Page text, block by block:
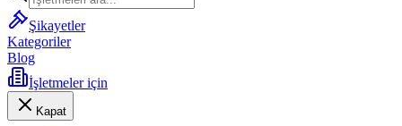
Şikayetler
Kategoriler
Blog
İşletmeler için
Kapat